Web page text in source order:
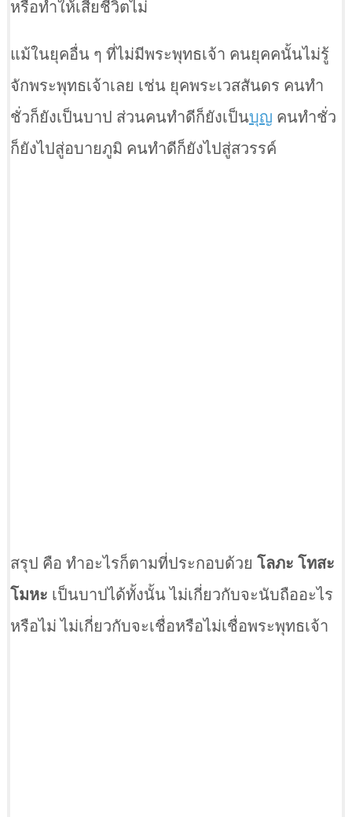
หรือทำให้เสียชีวิตไม่
แม้ในยุคอื่น ๆ ที่ไม่มีพระพุทธเจ้า คนยุคคนั้นไม่รู้
จักพระพุทธเจ้าเลย เช่น ยุคพระเวสสันดร คนทำ
ชั่วก็ยังเป็นบาป ส่วนคนทำดีก็ยังเป็นบุญ คนทำชั่ว
ก็ยังไปสู่อบายภูมิ คนทำดีก็ยังไปสู่สวรรค์
สรุป คือ ทำอะไรก็ตามที่ประกอบด้วย โลภะ โทสะ
โมหะ เป็นบาปได้ทั้งนั้น ไม่เกี่ยวกับจะนับถืออะไร
หรือไม่ ไม่เกี่ยวกับจะเชื่อหรือไม่เชื่อพระพุทธเจ้า